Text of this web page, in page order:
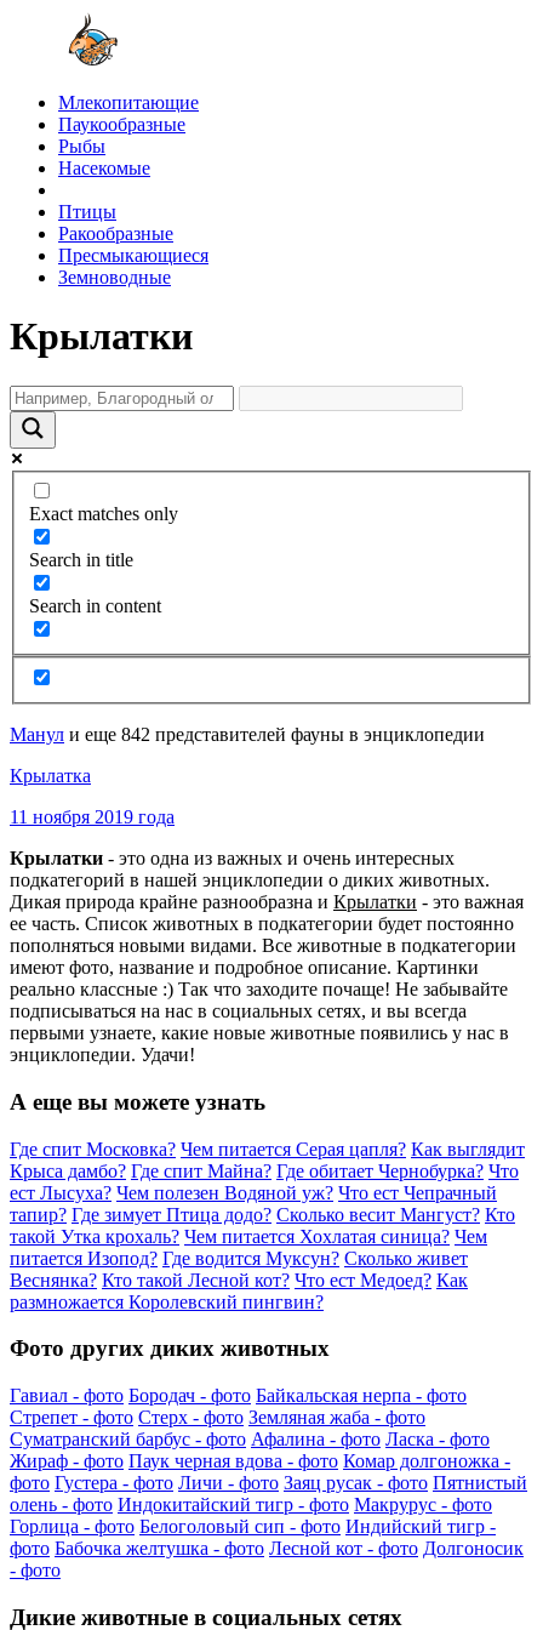
Млекопитающие
Паукообразные
Рыбы
Насекомые
Птицы
Ракообразные
Пресмыкающиеся
Земноводные
Крылатки
Exact matches only
Search in title
Search in content
Манул и еще 842 представителей фауны в энциклопедии
Крылатка
11 ноября 2019 года
Крылатки - это одна из важных и очень интересных
подкатегорий в нашей энциклопедии о диких животных.
Дикая природа крайне разнообразна и Крылатки - это важная
ее часть. Список животных в подкатегории будет постоянно
пополняться новыми видами. Все животные в подкатегории
имеют фото, название и подробное описание. Картинки
реально классные :) Так что заходите почаще! Не забывайте
подписываться на нас в социальных сетях, и вы всегда
первыми узнаете, какие новые животные появились у нас в
энциклопедии. Удачи!
А еще вы можете узнать
Где спит Московка? Чем питается Серая цапля? Как выглядит
Крыса дамбо? Где спит Майна? Где обитает Чернобурка? Что
ест Лысуха? Чем полезен Водяной уж? Что ест Чепрачный
тапир? Где зимует Птица додо? Сколько весит Мангуст? Кто
такой Утка крохаль? Чем питается Хохлатая синица? Чем
питается Изопод? Где водится Муксун? Сколько живет
Веснянка? Кто такой Лесной кот? Что ест Медоед? Как
размножается Королевский пингвин?
Фото других диких животных
Гавиал - фото Бородач - фото Байкальская нерпа - фото
Стрепет - фото Стерх - фото Земляная жаба - фото
Суматранский барбус - фото Афалина - фото Ласка - фото
Жираф - фото Паук черная вдова - фото Комар долгоножка -
фото Густера - фото Личи - фото Заяц русак - фото Пятнистый
олень - фото Индокитайский тигр - фото Макрурус - фото
Горлица - фото Белоголовый сип - фото Индийский тигр -
фото Бабочка желтушка - фото Лесной кот - фото Долгоносик
- фото
Дикие животные в социальных сетях